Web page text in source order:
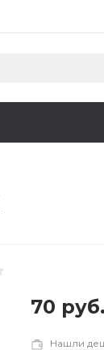
70 руб.
Нашли